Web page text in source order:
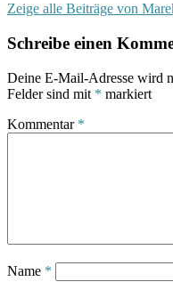
Zeige alle Beiträge von
Schreibe einen
Deine E-Mail-Adresse wird
Felder sind mit * markiert
Kommentar *
Name *